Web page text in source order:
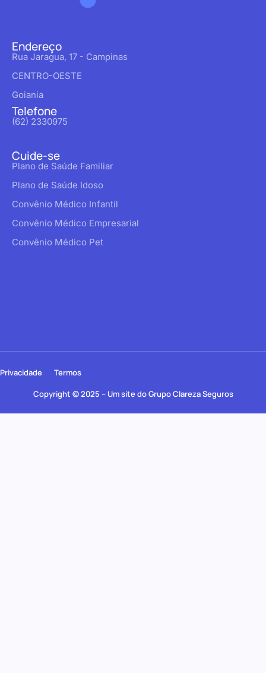
Endereço
Rua Jaragua, 17 - Campinas
CENTRO-OESTE
Goiania
Telefone
(62) 2330975
Cuide-se
Plano de Saúde Familiar
Plano de Saúde Idoso
Convênio Médico Infantil
Convênio Médico Empresarial
Convênio Médico Pet
Copyright © 2025 – Um site do Grupo Clareza Seguros
Privacidade Termos